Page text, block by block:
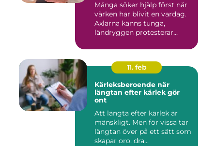
Många söker hjälp först när
värken har blivit en vardag.
Axlarna känns tunga,
ländryggen protesterar...
11. feb
Kärleksberoende när
längtan efter kärlek gör
ont
Att längta efter kärlek är
mänskligt. Men för vissa tar
längtan över på ett sätt som
skapar oro, dra...